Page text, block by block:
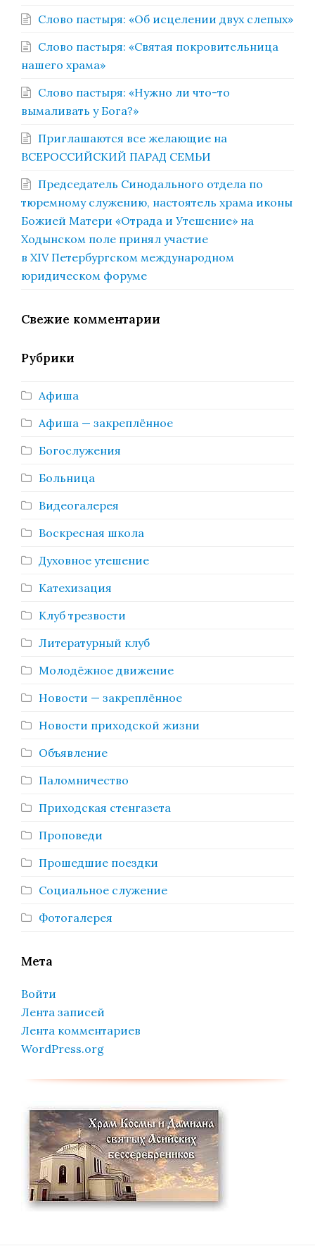
Слово пастыря: «Об исцелении двух слепых»
Слово пастыря: «Святая покровительница
нашего храма»
Слово пастыря: «Нужно ли что-то
вымаливать у Бога?»
Приглашаются все желающие на
ВСЕРОССИЙСКИЙ ПАРАД СЕМЬИ
Председатель Синодального отдела по
тюремному служению, настоятель храма иконы
Божией Матери «Отрада и Утешение» на
Ходынском поле принял участие
в XIV Петербургском международном
юридическом форуме
Свежие комментарии
Рубрики
Афиша
Афиша — закреплённое
Богослужения
Больница
Видеогалерея
Воскресная школа
Духовное утешение
Катехизация
Клуб трезвости
Литературный клуб
Молодёжное движение
Новости — закреплённое
Новости приходской жизни
Объявление
Паломничество
Приходская стенгазета
Проповеди
Прошедшие поездки
Социальное служение
Фотогалерея
Мета
Войти
Лента записей
Лента комментариев
WordPress.org